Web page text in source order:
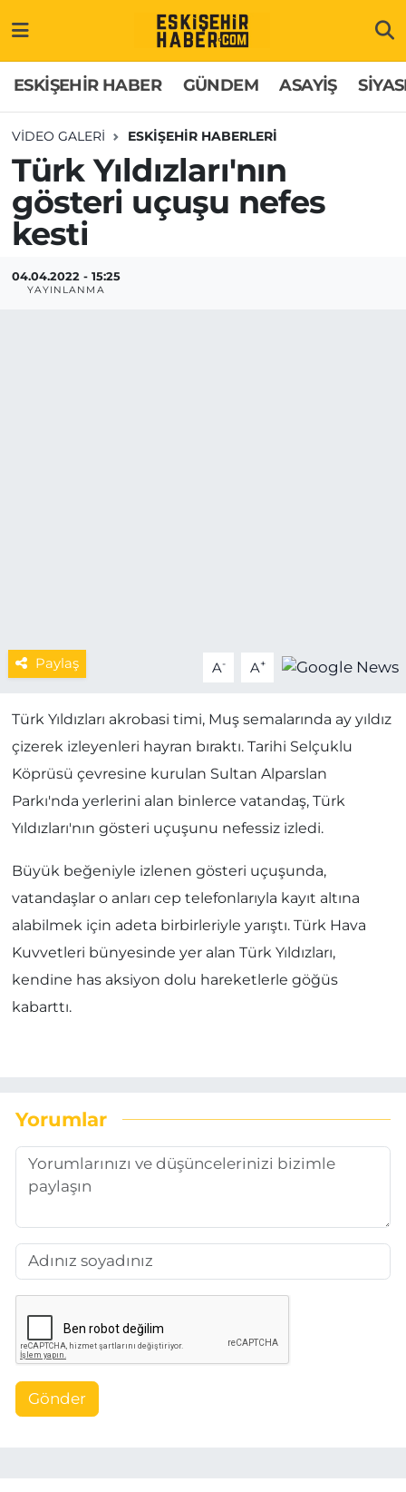
ESKİŞEHİR HABER GÜNDEM ASAYİŞ
VIDEO GALERI ESKİŞEHİR HABERLERİ
Türk Yıldızları'nın
gösteri uçuşu nefes
kesti
04.04.2022 - 15:25
YAYINLANMA
Paylaş A- A+
Türk Yıldızları akrobasi timi, Muş semalarında ay yıldız
çizerek izleyenleri hayran bıraktı. Tarihi Selçuklu
Köprüsü çevresine kurulan Sultan Alparslan
Parkı'nda yerlerini alan binlerce vatandaş, Türk
Yıldızları'nın gösteri uçuşunu nefessiz izledi.
Büyük beğeniyle izlenen gösteri uçuşunda,
vatandaşlar o anları cep telefonlarıyla kayıt altına
alabilmek için adeta birbirleriyle yarıştı. Türk Hava
Kuvvetleri bünyesinde yer alan Türk Yıldızları,
kendine has aksiyon dolu hareketlerle göğüs
kabarttı.
Yorumlar
Gönder
GÜNDEM
ASAYİŞ
SİYASET
Hakkımızda
İletişim
Künye
Odunpazarı Trafik Yoğunluk Haritası
Süper Lig Puan Durumu ve Fikstür
Tüm Manşetler